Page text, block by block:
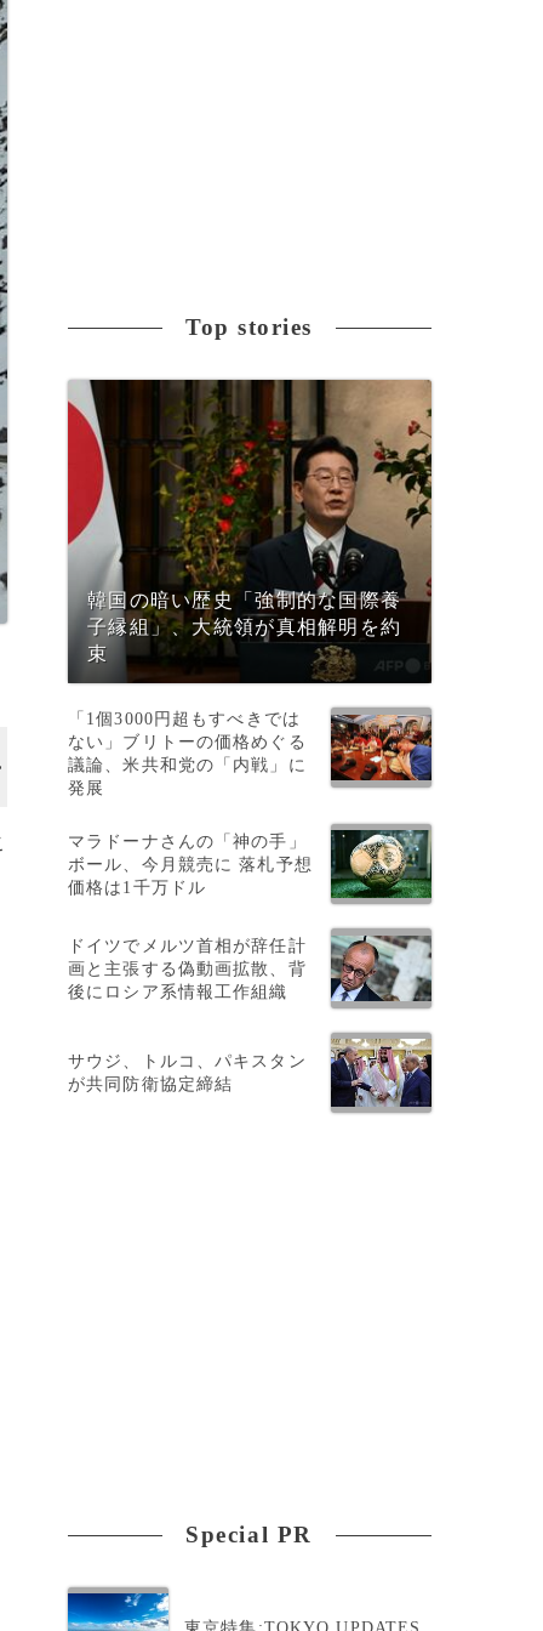
Top stories
韓国の暗い歴史「強制的な国際養
子縁組」、大統領が真相解明を約
束
「1個3000円超もすべきでは
ない」ブリトーの価格めぐる
議論、米共和党の「内戦」に
発展
マラドーナさんの「神の手」
ボール、今月競売に 落札予想
価格は1千万ドル
ドイツでメルツ首相が辞任計
画と主張する偽動画拡散、背
後にロシア系情報工作組織
サウジ、トルコ、パキスタン
が共同防衛協定締結
Special PR
東京特集:TOKYO UPDATES